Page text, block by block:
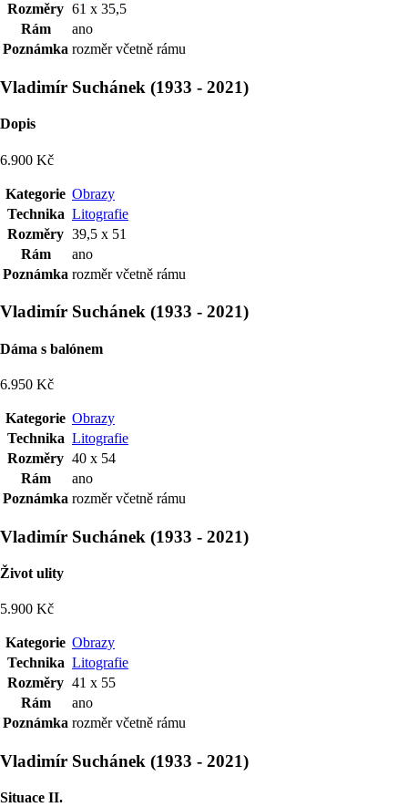
Rozměry 61 x 35,5
Rám
ano
Poznámka rozměr včetně rámu
Vladimír Suchánek (1933 - 2021)
Dopis
6.900 Kč
Kategorie Obrazy
Technika Litografie
Rozměry 39,5 x 51
Rám
ano
Poznámka rozměr včetně rámu
Vladimír Suchánek (1933 - 2021)
Dáma s balónem
6.950 Kč
Kategorie Obrazy
Technika Litografie
Rozměry 40 x 54
Rám
ano
Poznámka rozměr včetně rámu
Vladimír Suchánek (1933 - 2021)
Život ulity
5.900 Kč
Kategorie Obrazy
Technika Litografie
Rozměry 41 x 55
Rám
ano
Poznámka rozměr včetně rámu
Vladimír Suchánek (1933 - 2021)
Situace II.